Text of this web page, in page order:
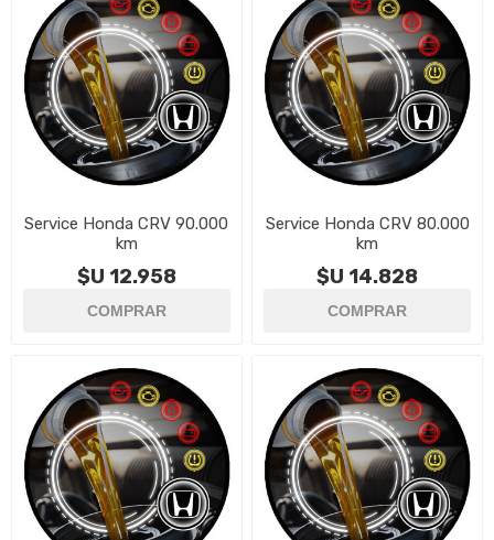
Service Honda CRV 90.000
km
$U 12.958
Service Honda CRV 80.000
km
$U 14.828